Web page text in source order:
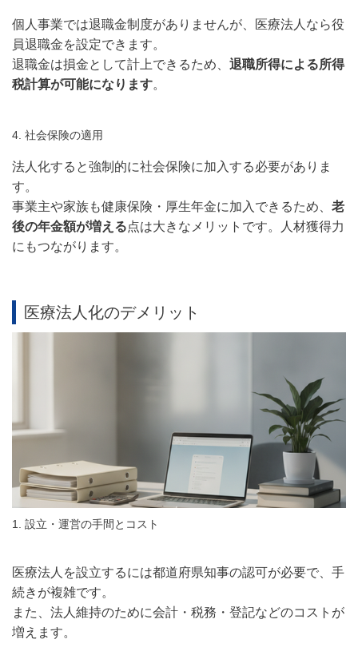
個人事業では退職金制度がありませんが、医療法人なら役
員退職金を設定できます。
退職金は損金として計上できるため、 退職所得による所得
税計算が可能になります。
4. 社会保険の適用
法人化すると強制的に社会保険に加入する必要がありま
す。
事業主や家族も健康保険・厚生年金に加入できるため、 老
後の年金額が増える点は大きなメリットです。人材獲得力
にもつながります。
医療法人化のデメリット
1. 設立・運営の手間とコスト
医療法人を設立するには都道府県知事の認可が必要で、手
続きが複雑です。
また、法人維持のために会計・税務・登記などのコストが
増えます。